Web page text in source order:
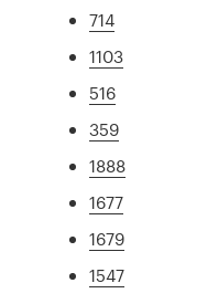
714
1103
516
359
1888
1677
1679
1547